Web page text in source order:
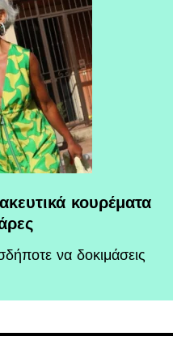
κουρέματα
να δοκιμάσεις